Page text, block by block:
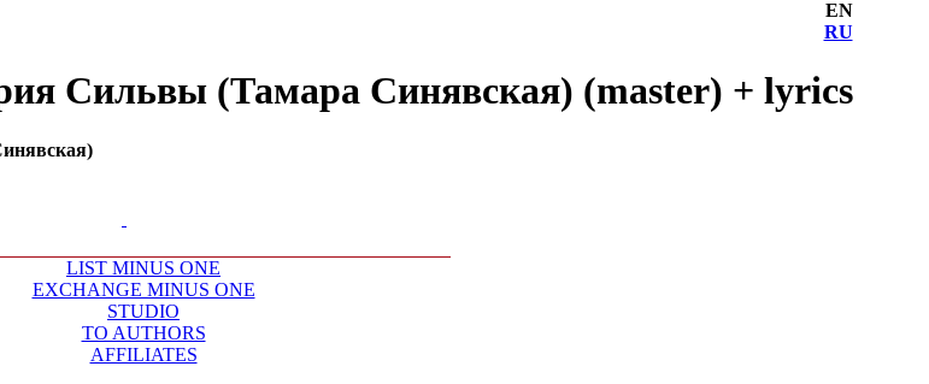
EN
RU
Сильвы (Тамара Синявская) (master) + lyrics
LIST MINUS ONE
EXCHANGE MINUS ONE
STUDIO
TO AUTHORS
AFFILIATES